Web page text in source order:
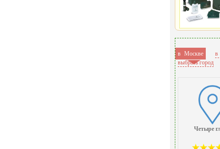
в Москве
в
выбрать город
Четыре